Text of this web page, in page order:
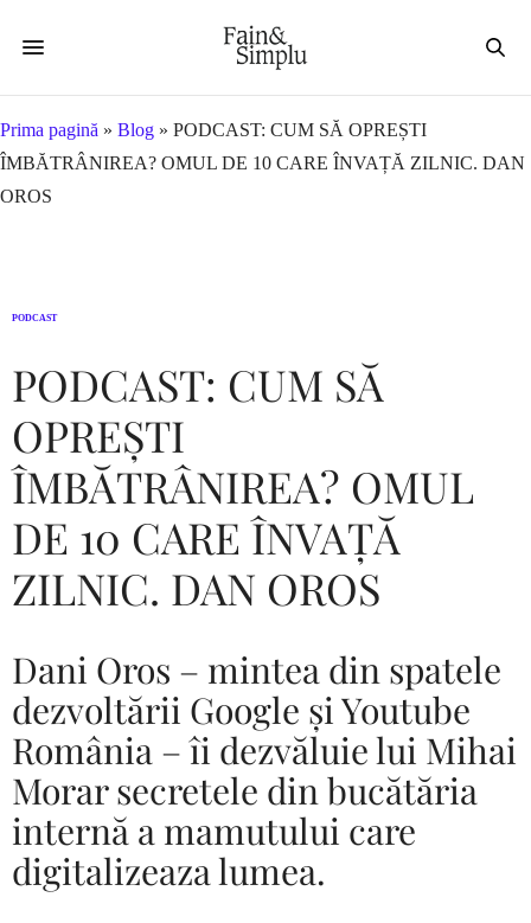
Prima pagină » Blog » PODCAST: CUM SĂ OPREȘTI
ÎMBĂTRÂNIREA? OMUL DE 10 CARE ÎNVAȚĂ ZILNIC. DAN
OROS
PODCAST
PODCAST: CUM SĂ
OPREȘTI
ÎMBĂTRÂNIREA? OMUL
DE 10 CARE ÎNVAȚĂ
ZILNIC. DAN OROS
Dani Oros – mintea din spatele
dezvoltării Google și Youtube
România – îi dezvăluie lui Mihai
Morar secretele din bucătăria
internă a mamutului care
digitalizeaza lumea.